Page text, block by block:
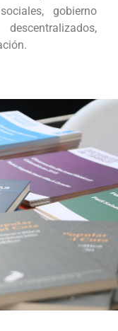
gobierno